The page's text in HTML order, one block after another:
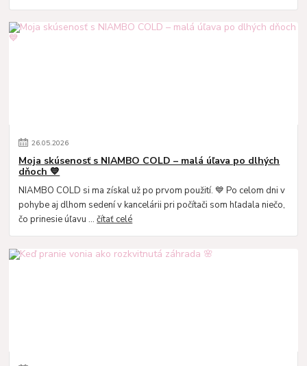
26.05.2026
Moja skúsenosť s NIAMBO COLD – malá úľava po dlhých
dňoch 💙
NIAMBO COLD si ma získal už po prvom použití. 💙 Po celom dni v
pohybe aj dlhom sedení v kancelárii pri počítači som hľadala niečo,
čo prinesie úľavu ...čítať celé